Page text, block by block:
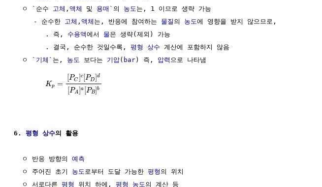
  ㅇ `순수
고체 , 액체 및 용매 `의 농도 는, 1 이므로 생략 가능
     - 순수한
고체 , 액체 는, 반응에 참여하는 물질 의 농도에 영향을 받지 않으므로,
        . 즉,
수용액에서 물은 생략(제외) 가능
        . 결국, 순수한 것일수록,
평형 상수 계산에 포함하지 않음
  ㅇ `
기체 `는, 농도 보다는 기압( bar) 즉, 압력 으로 나타냄
Kp =
[PC]c [PD]d
[PA]a [PB]b
6. 평형 상수의 활용
  ㅇ 반응 방향의
예측
  ㅇ 주어진 초기
농도 로부터 도달 가능한 평형 의 위치
  ㅇ 서로다른
평형 위치 하에, 평형 농도